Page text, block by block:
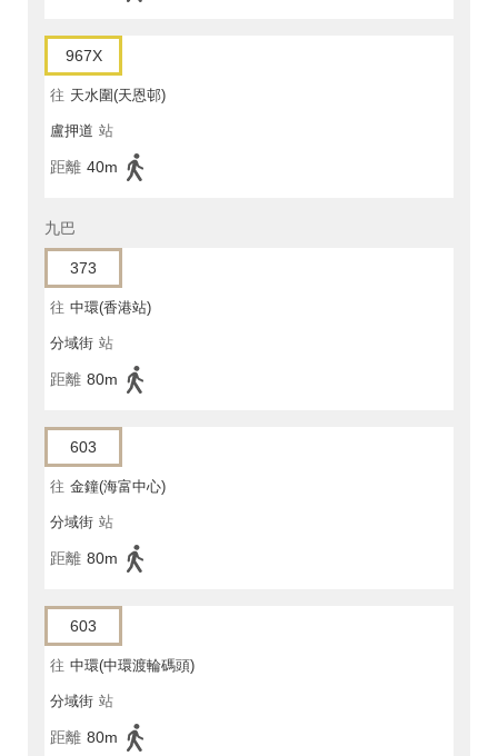
967X
往 天水圍(天恩邨)
盧押道 站
距離 40m
九巴
373
往 中環(香港站)
分域街 站
距離 80m
603
往 金鐘(海富中心)
分域街 站
距離 80m
603
往 中環(中環渡輪碼頭)
分域街 站
距離 80m